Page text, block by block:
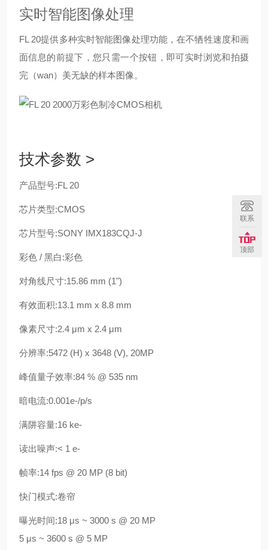
实时智能图像处理
FL 20提供多种实时智能图像处理功能，在不牺牲速度和画
面信息的前提下，您只需一个按钮，即可实时浏览和拍摄
完（wan）美无缺的样本图像。
技术参数 >
产品型号:FL 20
芯片类型:CMOS
芯片型号:SONY IMX183CQJ-J
彩色 / 黑白:彩色
对角线尺寸:15.86 mm (1")
有效面积:13.1 mm x 8.8 mm
像素尺寸:2.4 μm x 2.4 μm
分辨率:5472 (H) x 3648 (V), 20MP
峰值量子效率:84 % @ 535 nm
暗电流:0.001e-/p/s
满阱容量:16 ke-
读出噪声:< 1 e-
帧率:14 fps @ 20 MP (8 bit)
快门模式:卷帘
曝光时间:18 μs ~ 3000 s @ 20 MP
5 μs ~ 3600 s @ 5 MP
联系
顶部